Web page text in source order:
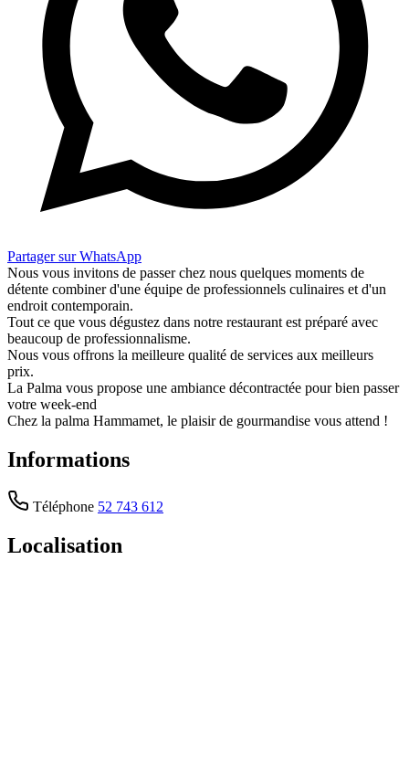
Partager sur WhatsApp
Nous vous invitons de passer chez nous quelques moments de
détente combiner d'une équipe de professionnels culinaires et d'un
endroit contemporain.
Tout ce que vous dégustez dans notre restaurant est préparé avec
beaucoup de professionnalisme.
Nous vous offrons la meilleure qualité de services aux meilleurs
prix.
La Palma vous propose une ambiance décontractée pour bien passer
votre week-end
Chez la palma Hammamet, le plaisir de gourmandise vous attend !
Informations
Téléphone 52 743 612
Localisation